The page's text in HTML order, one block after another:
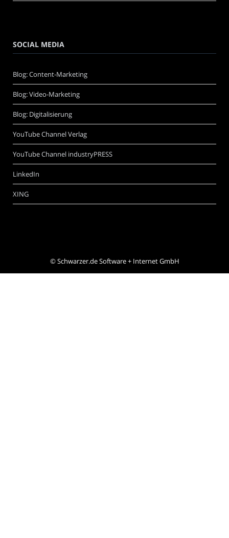
SOCIAL MEDIA
Blog: Content-Marketing
Blog: Video-Marketing
Blog: Digitalisierung
YouTube Channel Verlag
YouTube Channel industryPRESS
LinkedIn
XING
©Schwarzer.de Software + Internet GmbH